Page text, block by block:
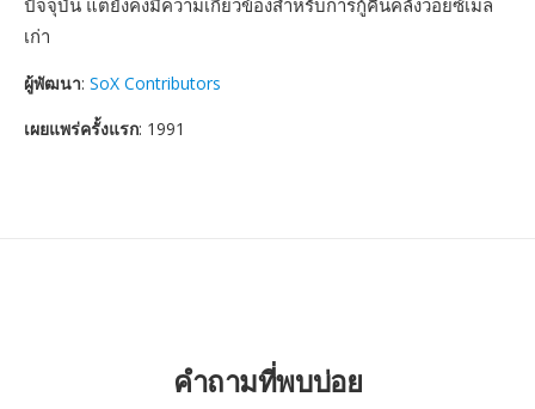
ปัจจุบัน แต่ยังคงมีความเกี่ยวข้องสำหรับการกู้คืนคลังวอยซ์เมล
เก่า
ผู้พัฒนา: SoX Contributors
เผยแพร่ครั้งแรก: 1991
คำถามที่พบบ่อย